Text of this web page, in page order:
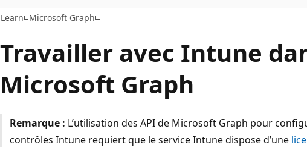
Learn Microsoft Graph
Travailler avec Intune
Microsoft Graph
Remarque : L’utilisation des API de Microsoft Graph pour
contrôles Intune requiert que le service Intune dispose d’une